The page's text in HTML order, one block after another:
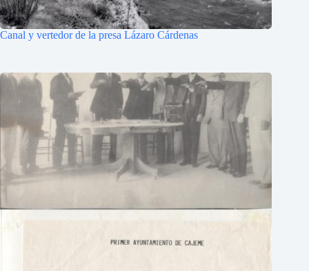
Canal y vertedor de la presa Lázaro Cárdenas